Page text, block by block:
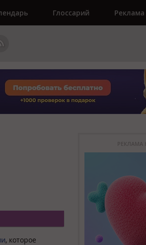
Глоссарий Реклама
, которое
РЕКЛАМА